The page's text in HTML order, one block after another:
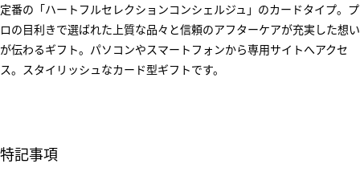
定番の「ハートフルセレクションコンシェルジュ」のカードタイプ。プ
ロの目利きで選ばれた上質な品々と信頼のアフターケアが充実した想い
が伝わるギフト。パソコンやスマートフォンから専用サイトへアクセ
ス。スタイリッシュなカード型ギフトです。
特記事項